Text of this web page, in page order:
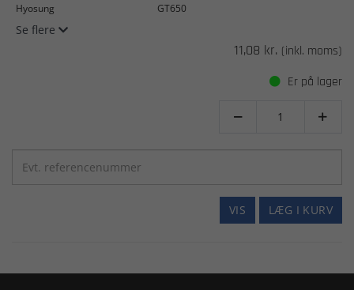
Hyosung
GT650
Se flere
11,08 kr. (inkl. moms)
Er på lager
 
LÆG I KURV
VIS